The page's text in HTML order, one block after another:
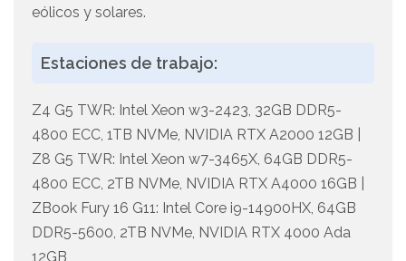
eólicos y solares.
Estaciones de trabajo:
Z4 G5 TWR: Intel Xeon w3-2423, 32GB DDR5-
4800 ECC, 1TB NVMe, NVIDIA RTX A2000 12GB |
Z8 G5 TWR: Intel Xeon w7-3465X, 64GB DDR5-
4800 ECC, 2TB NVMe, NVIDIA RTX A4000 16GB |
ZBook Fury 16 G11: Intel Core i9-14900HX, 64GB
DDR5-5600, 2TB NVMe, NVIDIA RTX 4000 Ada
12GB